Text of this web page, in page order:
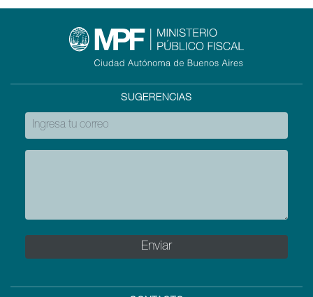
SUGERENCIAS